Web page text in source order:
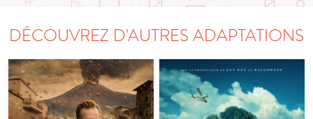
DÉCOUVREZ D'AUTRES ADAPTATIONS